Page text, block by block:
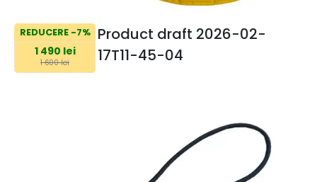
REDUCERE -7%
1 490 lei
1 600 lei
Product draft 2026-02-
17T11-45-04